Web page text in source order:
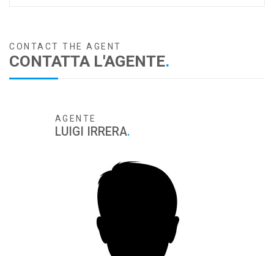
CONTACT THE AGENT
CONTATTA L'AGENTE.
AGENTE
LUIGI IRRERA.